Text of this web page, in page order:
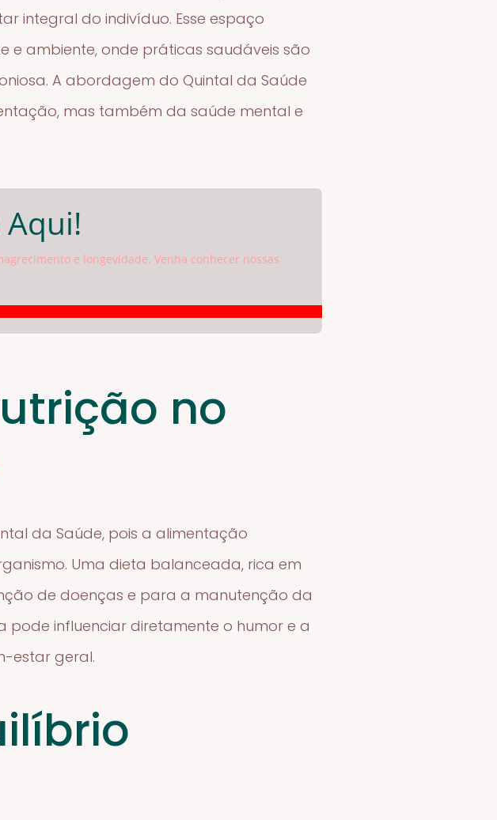
integral do indivíduo. Esse espaço
e ambiente, onde práticas saudáveis são
A abordagem do Quintal da Saúde
mas também da saúde mental e
e longevidade. Venha conhecer nossas
no
da Saúde, pois a alimentação
Uma dieta balanceada, rica em
de doenças e para a manutenção da
pode influenciar diretamente o humor e a
estar geral.